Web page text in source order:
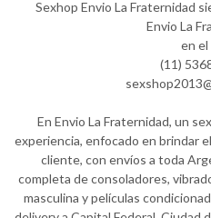
Sexhop Envio La Fraternidad
Envio La
en el
(11)
En Envio La Fraternidad, un
experiencia, enfocado en brindar
cliente, con envíos a toda
completa de consoladores,
masculina y películas